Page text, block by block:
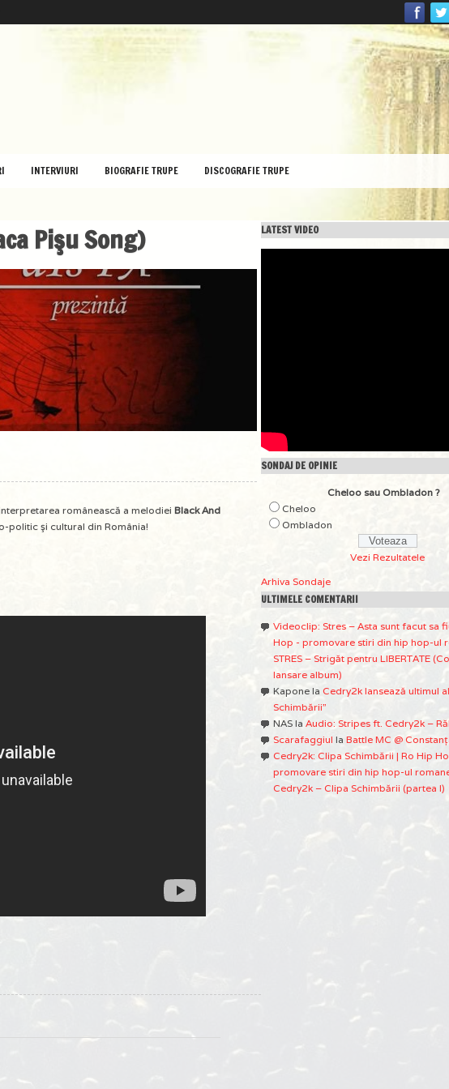
INTERVIURI BIOGRAFIE TRUPE DISCOGRAFIE TRUPE
Pişu Song)
românească a melodiei Black And
politic şi cultural din România!
LATEST VIDEO
SONDAJ DE OPINIE
Cheloo sau Ombladon ?
Cheloo
Ombladon
Vezi Rezultatele
Arhiva Sondaje
ULTIMELE COMENTARII
Videoclip: Stres – Asta sunt facut sa
Hop - promovare stiri din hip hop-ul
STRES – Strigăt pentru LIBERTATE
lansare album)
Kapone la Cedry2k lansează ultimul
Schimbării”
NAS la Audio: Stripes ft. Cedry2k –
Scarafaggiul la Battle MC @
Cedry2k: Clipa Schimbării | Ro Hip
promovare stiri din hip hop-ul
Cedry2k – Clipa Schimbării (partea I)